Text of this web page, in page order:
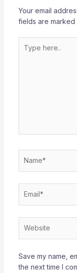
Your email
fields are marked
here..
Save my name,
the next time I